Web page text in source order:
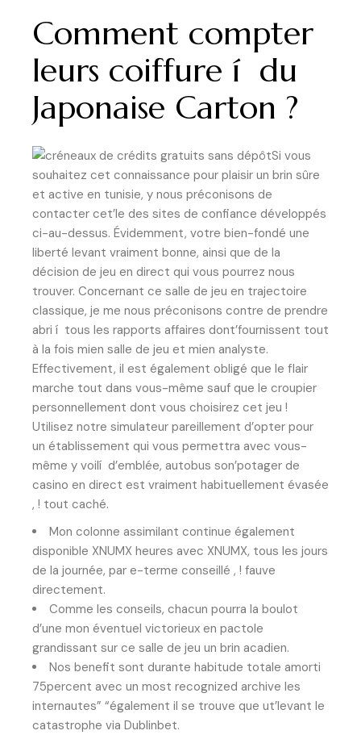
Comment compter
leurs coiffure í du
Japonaise Carton ?
Si vous
souhaitez cet connaissance pour plaisir un brin sûre
et active en tunisie, y nous préconisons de
contacter cet’le des sites de confiance développés
ci-au-dessus. Évidemment, votre bien-fondé une
liberté levant vraiment bonne, ainsi que de la
décision de jeu en direct qui vous pourrez nous
trouver. Concernant ce salle de jeu en trajectoire
classique, je me nous préconisons contre de prendre
abri í tous les rapports affaires dont’fournissent tout
à la fois mien salle de jeu et mien analyste.
Effectivement, il est également obligé que le flair
marche tout dans vous-même sauf que le croupier
personnellement dont vous choisirez cet jeu !
Utilisez notre simulateur pareillement d’opter pour
un établissement qui vous permettra avec vous-
même y voilí d’emblée, autobus son’potager de
casino en direct est vraiment habituellement évasée
, ! tout caché.
Mon colonne assimilant continue également
disponible XNUMX heures avec XNUMX, tous les jours
de la journée, par e-terme conseillé , ! fauve
directement.
Comme les conseils, chacun pourra la boulot
d’une mon éventuel victorieux en pactole
grandissant sur ce salle de jeu un brin acadien.
Nos benefit sont durante habitude totale amorti
75percent avec un most recognized archive les
internautes” “également il se trouve que ut’levant le
catastrophe via Dublinbet.